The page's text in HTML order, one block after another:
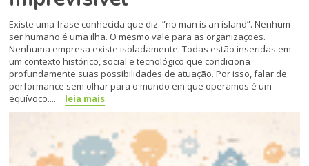
Existe uma frase conhecida que diz: ”no man is an island”. Nenhum
ser humano é uma ilha. O mesmo vale para as organizações.
Nenhuma empresa existe isoladamente. Todas estão inseridas em
um contexto histórico, social e tecnológico que condiciona
profundamente suas possibilidades de atuação. Por isso, falar de
performance sem olhar para o mundo em que operamos é um
equívoco....
leia mais